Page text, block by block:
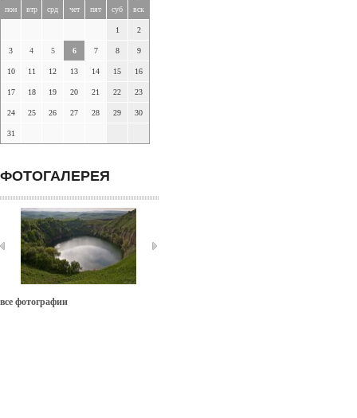
пон втр срд чет пят суб вск
1 2
3 4 5 6 7 8 9
10 11 12 13 14 15 16
17 18 19 20 21 22 23
24 25 26 27 28 29 30
31
ФОТОГАЛЕРЕЯ
все фотографии